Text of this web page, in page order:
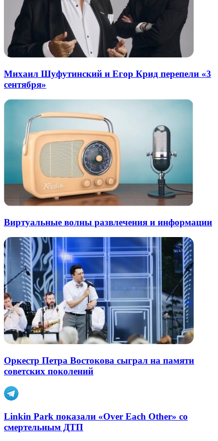
Михаил Шуфутинский и Егор Крид перепели «3
сентября»
Виртуальные волны развлечения и информации
Оркестр Петра Востокова сыграл на памяти
советских поколений
Linkin Park показали «Over Each Other» со
смертельным ДТП